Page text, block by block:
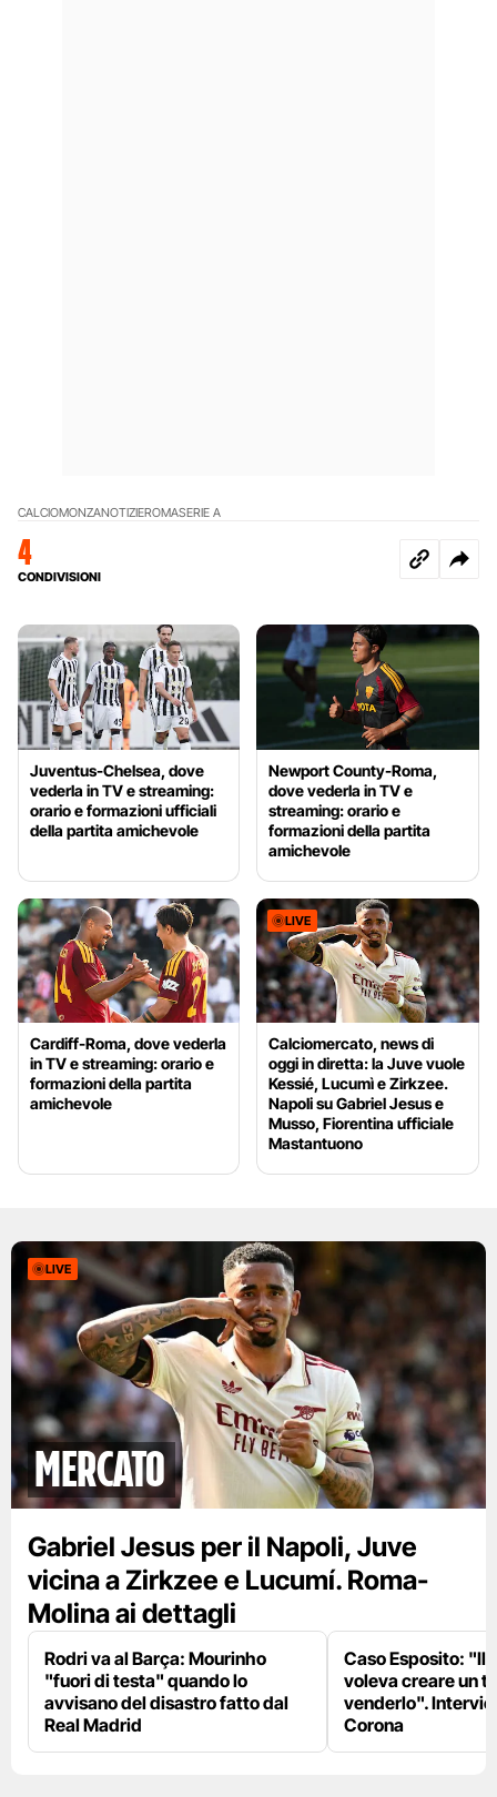
CALCIOMONZANOTIZIEROMASERIE A
4
CONDIVISIONI
Juventus-Chelsea, dove
vederla in TV e streaming:
orario e formazioni ufficiali
della partita amichevole
Newport County-Roma,
dove vederla in TV e
streaming: orario e
formazioni della partita
amichevole
Cardiff-Roma, dove vederla
in TV e streaming: orario e
formazioni della partita
amichevole
LIVE
Calciomercato, news di
oggi in diretta: la Juve vuole
Kessié, Lucumì e Zirkzee.
Napoli su Gabriel Jesus e
Musso, Fiorentina ufficiale
Mastantuono
LIVE
mercato
Gabriel Jesus per il Napoli, Juve
vicina a Zirkzee e Lucumí. Roma-
Molina ai dettagli
Rodri va al Barça: Mourinho
"fuori di testa" quando lo
avvisano del disastro fatto dal
Real Madrid
Caso Esposito: "Il
voleva creare un
venderlo".
Corona